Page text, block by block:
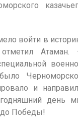
войти в
Атаман.
и
день
Победы!